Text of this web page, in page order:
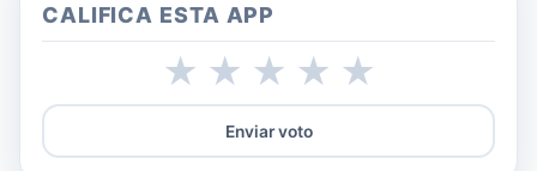
CALIFICA ESTA APP
★
★
★
★
★
Enviar voto